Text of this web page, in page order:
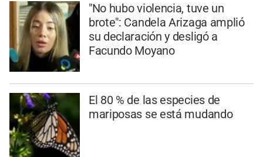
"No hubo violencia, tuve un
brote": Candela Arizaga amplió
su declaración y desligó a
Facundo Moyano
El 80 % de las especies de
mariposas se está mudando